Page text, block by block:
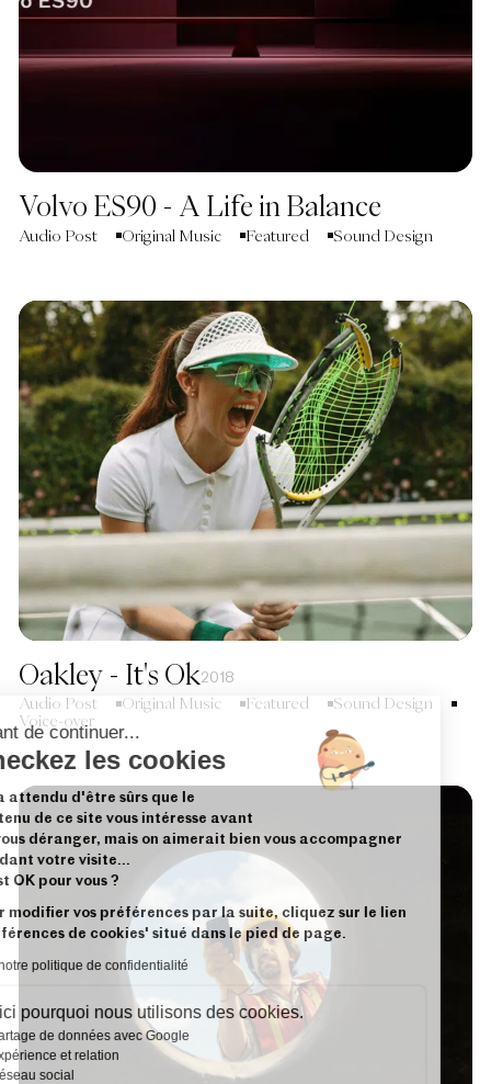
Avant de continuer...
Checkez les cookies
On a attendu d'être sûrs que le
contenu de ce site vous intéresse avant
de vous déranger, mais on aimerait bien vous accompagner
pendant votre visite...
C'est OK pour vous ?
Pour modifier vos préférences par la suite, cliquez sur le lien
'Préférences de cookies' situé dans le pied de page.
Lire notre politique de confidentialité
Voici pourquoi nous utilisons des cookies.
Partage de données avec Google
Expérience et relation
Réseau social
Volvo ES90 - A Life in Balance
Audio Post Original Music Featured Sound Design
Oakley - It's Ok2018
Audio Post Original Music Featured
Sound Design
Voice-over